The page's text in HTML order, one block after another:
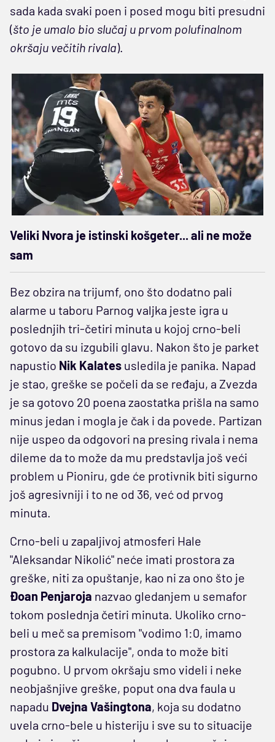
sada kada svaki poen i posed mogu biti presudni
(što je umalo bio slučaj u prvom polufinalnom
okršaju večitih rivala).
Veliki Nvora je istinski košgeter... ali ne može
sam
Bez obzira na trijumf, ono što dodatno pali
alarme u taboru Parnog valjka jeste igra u
poslednjih tri-četiri minuta u kojoj crno-beli
gotovo da su izgubili glavu. Nakon što je parket
napustio Nik Kalates usledila je panika. Napad
je stao, greške se počeli da se ređaju, a Zvezda
je sa gotovo 20 poena zaostatka prišla na samo
minus jedan i mogla je čak i da povede. Partizan
nije uspeo da odgovori na presing rivala i nema
dileme da to može da mu predstavlja još veći
problem u Pioniru, gde će protivnik biti sigurno
još agresivniji i to ne od 36, već od prvog
minuta.
Crno-beli u zapaljivoj atmosferi Hale
"Aleksandar Nikolić" neće imati prostora za
greške, niti za opuštanje, kao ni za ono što je
Đoan Penjaroja nazvao gledanjem u semafor
tokom poslednja četiri minuta. Ukoliko crno-
beli u meč sa premisom "vodimo 1:0, imamo
prostora za kalkulacije", onda to može biti
pogubno. U prvom okršaju smo videli i neke
neobjašnjive greške, poput ona dva faula u
napadu Dvejna Vašingtona, koja su dodatno
uvela crno-bele u histeriju i sve su to situacije